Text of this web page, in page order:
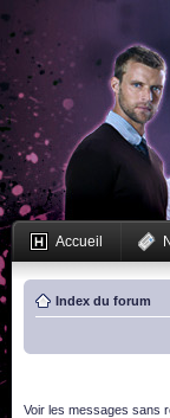
Accueil
Index du forum
Voir les messages sans